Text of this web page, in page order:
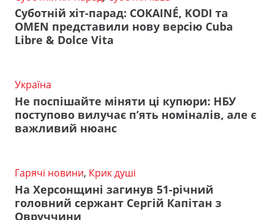
Суботній хіт-парад: COKAINÉ, KODI та
OMEN представили нову версію Cuba
Libre & Dolce Vita
Україна
Не поспішайте міняти ці купюри: НБУ
поступово вилучає п’ять номіналів, але є
важливий нюанс
Гарячі новини, Крик душі
На Херсонщині загинув 51-річний
головний сержант Сергій Капітан з
Овруччини